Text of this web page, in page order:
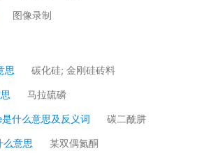
图像录制
思
碳化硅; 金刚硅砖料
马拉硫磷
什么意思及反义词 碳二酰肼
意思 某双偶氮酮